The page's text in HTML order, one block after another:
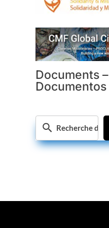
Documents –
Documentos